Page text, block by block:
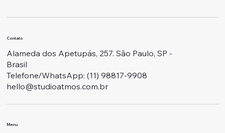
Contato
Alameda dos Apetupás, 257. São Paulo, SP -
Brasil
Telefone/WhatsApp: ‭(11) 98817-9908
hello@studioatmos.com.br
Menu